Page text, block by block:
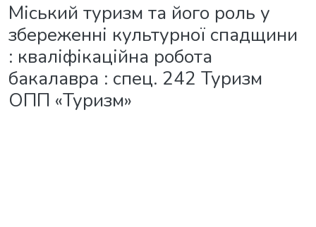
Міський туризм та його роль у
збереженні культурної спадщини
: кваліфікаційна робота
бакалавра : спец. 242 Туризм
ОПП «Туризм»